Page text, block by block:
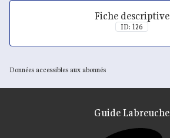
Fiche descriptive
ID: 126
Données accessibles aux abonnés
Guide Labreuche